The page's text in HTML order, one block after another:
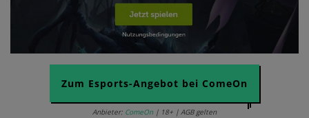
Zum Esports-Angebot bei ComeOn
Anbieter: ComeOn | 18+ | AGB gelten